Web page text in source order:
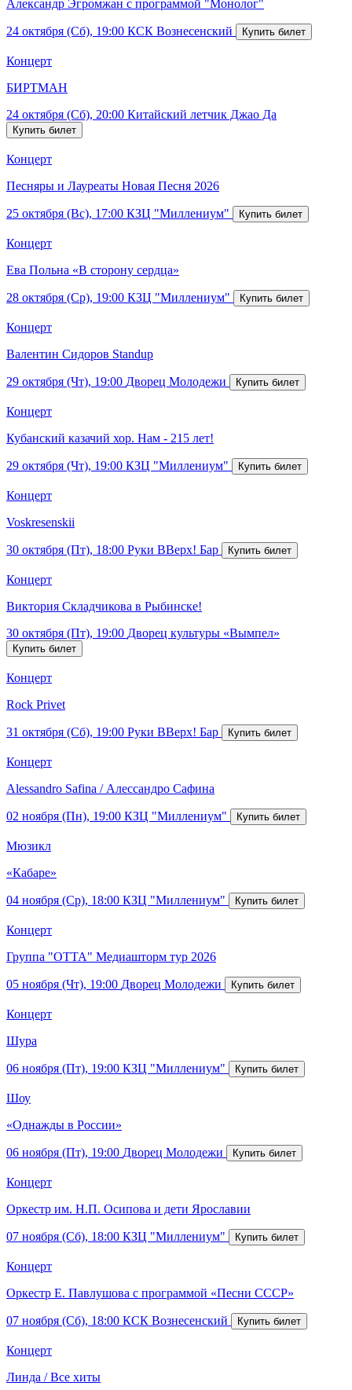
Александр Эгромжан с программой "Монолог"
24 октября (Сб), 19:00 КСК Вознесенский
Концерт
БИРТМАН
24 октября (Сб), 20:00 Китайский летчик Джао Да
Концерт
Песняры и Лауреаты Новая Песня 2026
25 октября (Вс), 17:00 КЗЦ "Миллениум"
Концерт
Ева Польна «В сторону сердца»
28 октября (Ср), 19:00 КЗЦ "Миллениум"
Концерт
Валентин Сидоров Standup
29 октября (Чт), 19:00 Дворец Молодежи
Концерт
Кубанский казачий хор. Нам - 215 лет!
29 октября (Чт), 19:00 КЗЦ "Миллениум"
Концерт
Voskresenskii
30 октября (Пт), 18:00 Руки ВВерх! Бар
Концерт
Виктория Складчикова в Рыбинске!
30 октября (Пт), 19:00 Дворец культуры «Вымпел»
Концерт
Rock Privet
31 октября (Сб), 19:00 Руки ВВерх! Бар
Концерт
Alessandro Safina / Алессандро Сафина
02 ноября (Пн), 19:00 КЗЦ "Миллениум"
Мюзикл
«Кабаре»
04 ноября (Ср), 18:00 КЗЦ "Миллениум"
Концерт
Группа "ОТТА" Медиашторм тур 2026
05 ноября (Чт), 19:00 Дворец Молодежи
Концерт
Шура
06 ноября (Пт), 19:00 КЗЦ "Миллениум"
Шоу
«Однажды в России»
06 ноября (Пт), 19:00 Дворец Молодежи
Концерт
Оркестр им. Н.П. Осипова и дети Ярославии
07 ноября (Сб), 18:00 КЗЦ "Миллениум"
Концерт
Оркестр Е. Павлушова с программой «Песни СССР»
07 ноября (Сб), 18:00 КСК Вознесенский
Концерт
Линда / Все хиты